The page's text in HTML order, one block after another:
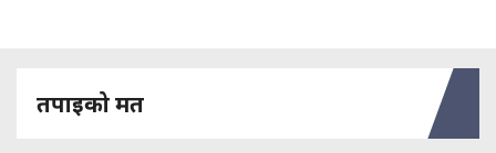
तपाइको मत